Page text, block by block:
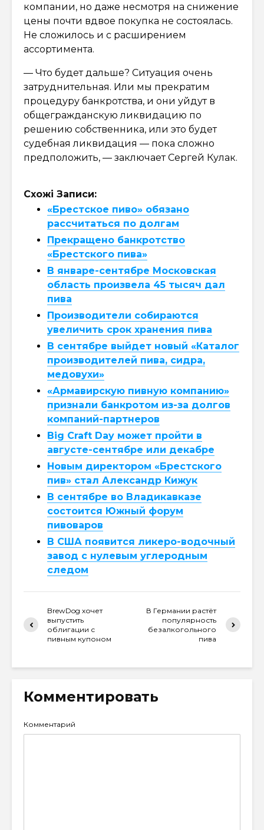
компании, но даже несмотря на снижение
цены почти вдвое покупка не состоялась.
Не сложилось и с расширением
ассортимента.
— Что будет дальше? Ситуация очень
затруднительная. Или мы прекратим
процедуру банкротства, и они уйдут в
общегражданскую ликвидацию по
решению собственника, или это будет
судебная ликвидация — пока сложно
предположить, — заключает Сергей Кулак.
Схожі Записи:
«Брестское пиво» обязано
рассчитаться по долгам
Прекращено банкротство
«Брестского пива»
В январе-сентябре Московская
область произвела 45 тысяч дал
пива
Производители собираются
увеличить срок хранения пива
В сентябре выйдет новый «Каталог
производителей пива, сидра,
медовухи»
«Армавирскую пивную компанию»
признали банкротом из-за долгов
компаний-партнеров
Big Craft Day может пройти в
августе-сентябре или декабре
Новым директором «Брестского
пив» стал Александр Кижук
В сентябре во Владикавказе
состоится Южный форум
пивоваров
В США появится ликеро-водочный
завод с нулевым углеродным
следом
BrewDog хочет
выпустить
облигации с
пивным купоном
В Германии растёт
популярность
безалкогольного
пива
Комментировать
Комментарий